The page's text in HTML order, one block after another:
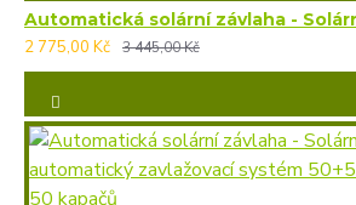
2 775,00 Kč
3 445,00 Kč